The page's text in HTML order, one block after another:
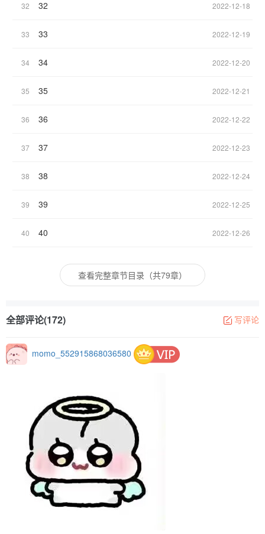
32 32 2022-12-18
33 33 2022-12-19
34 34 2022-12-20
35 35 2022-12-21
36 36 2022-12-22
37 37 2022-12-23
38 38 2022-12-24
39 39 2022-12-25
40 40 2022-12-26
查看完整章节目录（共79章）
全部评论(172) 写评论
momo_552915868036580